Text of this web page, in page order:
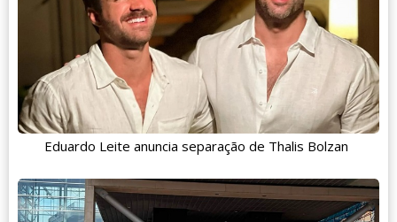
Eduardo Leite anuncia separação de Thalis Bolzan